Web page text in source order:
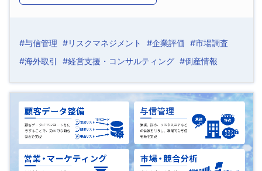
#与信管理 #リスクマネジメント #企業評価 #市場調査
#海外取引
#経営支援・コンサルティング #倒産情報